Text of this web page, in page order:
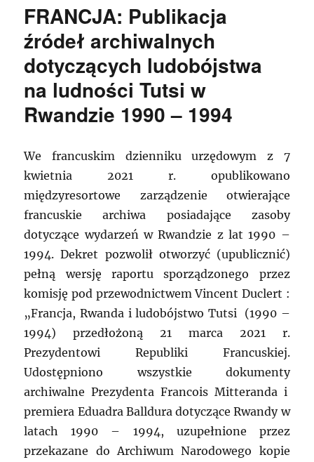
FRANCJA: Publikacja
źródeł archiwalnych
dotyczących ludobójstwa
na ludności Tutsi w
Rwandzie 1990 – 1994
We francuskim dzienniku urzędowym z 7
kwietnia 2021 r. opublikowano
międzyresortowe zarządzenie otwierające
francuskie archiwa posiadające zasoby
dotyczące wydarzeń w Rwandzie z lat 1990 –
1994. Dekret pozwolił otworzyć (upublicznić)
pełną wersję raportu sporządzonego przez
komisję pod przewodnictwem Vincent Duclert :
„Francja, Rwanda i ludobójstwo Tutsi (1990 –
1994) przedłożoną 21 marca 2021 r.
Prezydentowi Republiki Francuskiej.
Udostępniono wszystkie dokumenty
archiwalne Prezydenta Francois Mitteranda i
premiera Eduadra Balldura dotyczące Rwandy w
latach 1990 – 1994, uzupełnione przez
przekazane do Archiwum Narodowego kopie